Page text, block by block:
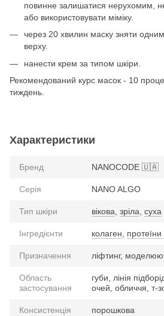
повинне залишатися нерухомим,
або використовувати міміку.
через 20 хвилин маску зняти
верху.
нанести крем за типом шкіри.
Рекомендований курс масок - 10
тиждень.
Характеристики
Бренд NANOCODE 🇺🇦
Серія NANO ALGO
Тип шкіри вікова, зріла, суха
Інгредієнти колаген,
Призначення ліфтинг,
Область
застосування
губи, лінія
очей, обличчя, т-
Консистенція порошкова